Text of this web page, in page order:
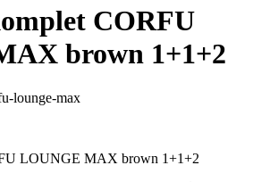
CORFU
brown 1+1+2
lounge-max
LOUNGE MAX brown 1+1+2